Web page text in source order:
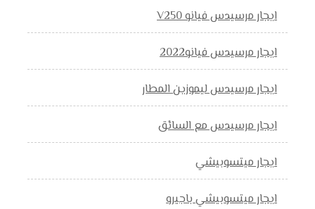
ايجار مرسيدس فيانو V250
ايجار مرسيدس فيانو2022
ايجار مرسيدس ليموزين المطار
ايجار مرسيدس مع السائق
ايجار ميتسوبيشي
ايجار ميتسوبيشي باجيرو